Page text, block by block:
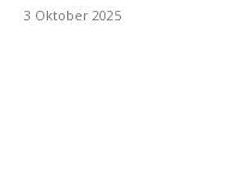
3 Oktober 2025